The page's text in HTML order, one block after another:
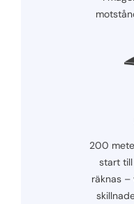
200
start till
räknas –